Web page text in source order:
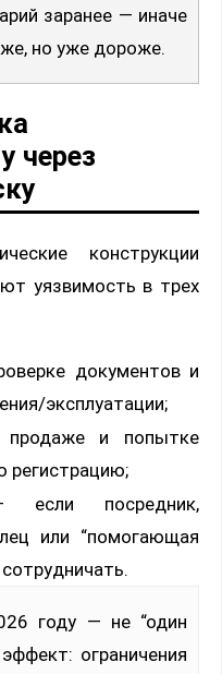
заранее — иначе
но уже дороже.
через
конструкции
уязвимость в трех
документов и
эксплуатации;
и попытке
регистрацию;
посредник,
или “помогающая
ограничения